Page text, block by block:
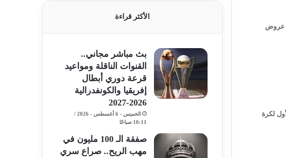
عروض
لكرة
الأكثر قراءة
بث مباشر مجاني..
القنوات الناقلة ومواعيد
قرعة دوري أبطال
إفريقيا والكونفدرالية
2026-2027
الخميس - 6 أغسطس - 2026 /
10:11 صباحًا
صفقة الـ 100 مليون في
مهب الريح.. صراع سري